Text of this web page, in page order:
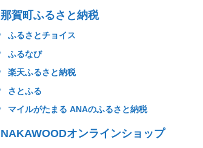
那賀町ふるさと納税
ふるさとチョイス
ふるなび
楽天ふるさと納税
さとふる
マイルがたまる ANAのふるさと納税
NAKAWOODオンラインショップ